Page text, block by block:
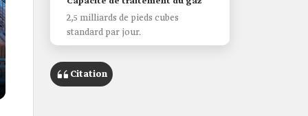
2,5 milliards de pieds cubes
standard par jour.
Citation